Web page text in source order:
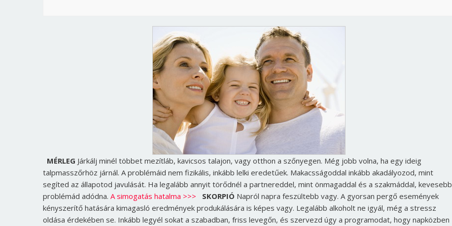
MÉRLEG Járkálj minél többet mezítláb, kavicsos talajon, vagy otthon a szőnyegen. Még jobb volna, ha egy ideig
talpmasszőrhöz járnál. A problémáid nem fizikális, inkább lelki eredetűek. Makacsságoddal inkább akadályozod, mint
segíted az állapotod javulását. Ha legalább annyit törődnél a partnereddel, mint önmagaddal és a szakmáddal, kevesebb
problémád adódna. A simogatás hatalma >>> SKORPIÓ Napról napra feszültebb vagy. A gyorsan pergő események
kényszerítő hatására kimagasló eredmények produkálására is képes vagy. Legalább alkoholt ne igyál, még a stressz
oldása érdekében se. Inkább legyél sokat a szabadban, friss levegőn, és szervezd úgy a programodat, hogy napközben